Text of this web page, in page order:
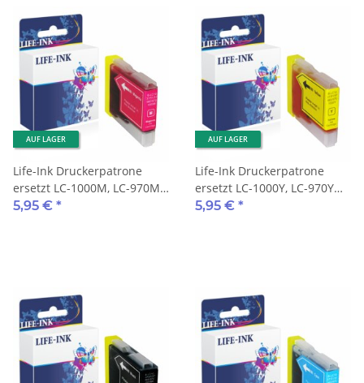
AUF LAGER
Life-Ink Druckerpatrone
ersetzt LC-1000M, LC-970M
für Brother Drucker
5,95 € *
AUF LAGER
Life-Ink Druckerpatrone
ersetzt LC-1000Y, LC-970Y
für Brother Drucker yellow
5,95 € *